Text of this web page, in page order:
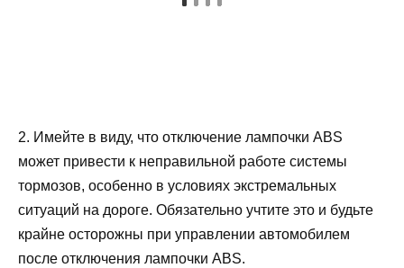
2. Имейте в виду, что отключение лампочки ABS
может привести к неправильной работе системы
тормозов, особенно в условиях экстремальных
ситуаций на дороге. Обязательно учтите это и будьте
крайне осторожны при управлении автомобилем
после отключения лампочки ABS.